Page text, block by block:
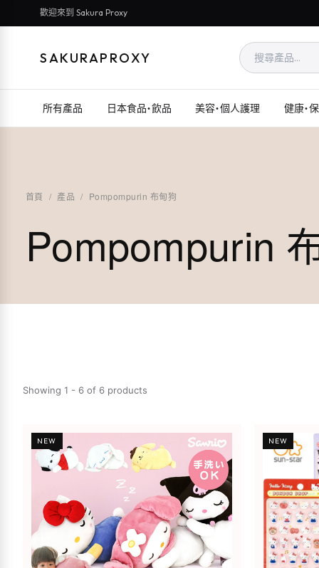
歡迎來到 Sakura Proxy
SAKURAPROXY
所有產品 日本食品・飲品 美容・個人護理 健康・
首頁 / 產品 / Pompompurin 布甸狗
Pompompurin
Showing 1 - 6 of 6 products
NEW NEW